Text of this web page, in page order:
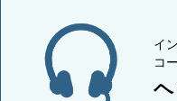
イ
コ